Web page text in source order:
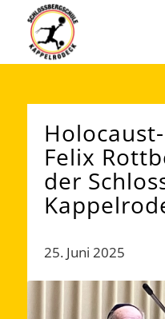
Felix
der
25. Juni 2025